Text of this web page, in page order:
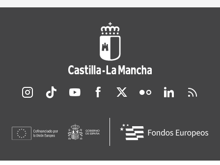
Redes sociales JCCM